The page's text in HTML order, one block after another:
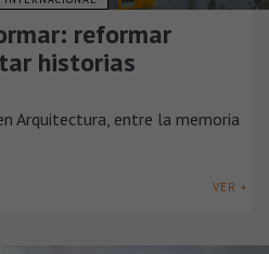
reformar
historias
Arquitectura, entre la memoria
VER +